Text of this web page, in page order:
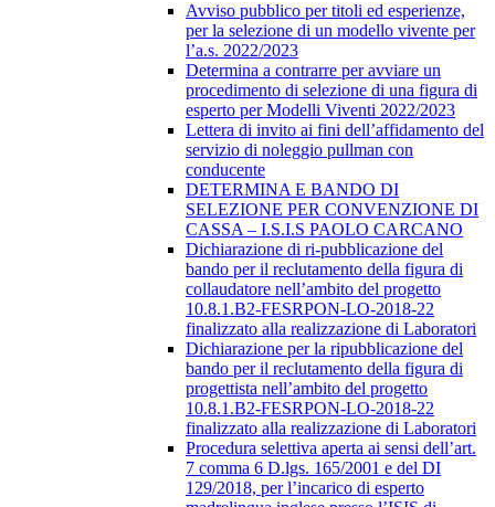
Avviso pubblico per titoli ed esperienze,
per la selezione di un modello vivente per
l’a.s. 2022/2023
Determina a contrarre per avviare un
procedimento di selezione di una figura di
esperto per Modelli Viventi 2022/2023
Lettera di invito ai fini dell’affidamento del
servizio di noleggio pullman con
conducente
DETERMINA E BANDO DI
SELEZIONE PER CONVENZIONE DI
CASSA – I.S.I.S PAOLO CARCANO
Dichiarazione di ri-pubblicazione del
bando per il reclutamento della figura di
collaudatore nell’ambito del progetto
10.8.1.B2-FESRPON-LO-2018-22
finalizzato alla realizzazione di Laboratori
Dichiarazione per la ripubblicazione del
bando per il reclutamento della figura di
progettista nell’ambito del progetto
10.8.1.B2-FESRPON-LO-2018-22
finalizzato alla realizzazione di Laboratori
Procedura selettiva aperta ai sensi dell’art.
7 comma 6 D.lgs. 165/2001 e del DI
129/2018, per l’incarico di esperto